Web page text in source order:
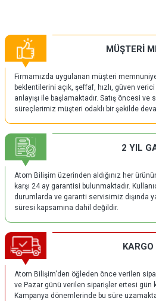
MÜŞTERİ
Firmamızda uygulanan müşteri
beklentilerini açık, şeffaf, hızlı, güven
anlayışı ile başlamaktadır. Satış öncesi ve
süreçlerimiz müşteri odaklı bir şekilde
2 YIL
Atom Bilişim üzerinden aldığınız her
karşı 24 ay garantisi bulunmaktadır.
durumlarda ve garanti servisimiz dışında
süresi kapsamına dahil değildir.
Atom Bilişim'den öğleden önce verilen
ve Pazar günü verilen siparişler ertesi gün
Kampanya dönemlerinde bu süre